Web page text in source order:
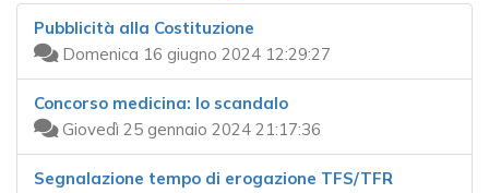
Pubblicità alla Costituzione
Domenica 16 giugno 2024 12:29:27
Concorso medicina: lo scandalo
Giovedì 25 gennaio 2024 21:17:36
Segnalazione tempo di erogazione TFS/TFR